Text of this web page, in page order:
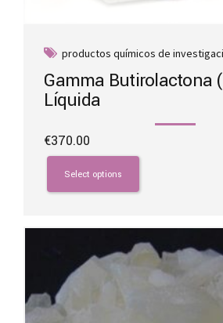
productos químicos de
Gamma Butirolactona
Líquida
€370.00
Select options
This
product
has
chosen